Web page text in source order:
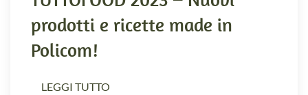
prodotti e ricette made in
Policom!
LEGGI TUTTO